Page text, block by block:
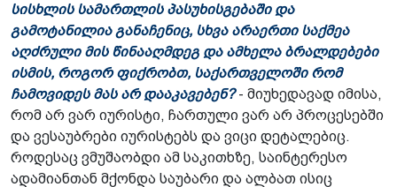
სისხლის სამართლის პასუხისგებაში და
გამოტანილია განაჩენიც, სხვა არაერთი საქმეა
აღძრული მის წინააღმდეგ და ამხელა ბრალდებები
ისმის, როგორ ფიქრობთ, საქართველოში რომ
ჩამოვიდეს მას არ დააკავებენ?- მიუხედავად იმისა,
რომ არ ვარ იურისტი, ჩართული ვარ არ პროცესებში
და ვესაუბრები იურისტებს და ვიცი დეტალებიც.
როდესაც ვმუშაობდი ამ საკითხზე, საინტერესო
ადამიანთან მქონდა საუბარი და ალბათ ისიც